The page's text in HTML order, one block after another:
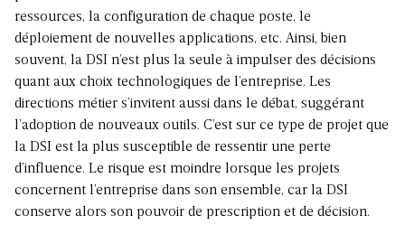
ressources, la configuration de chaque poste, le
déploiement de nouvelles applications, etc. Ainsi, bien
souvent, la DSI n’est plus la seule à impulser des décisions
quant aux choix technologiques de l’entreprise. Les
directions métier s’invitent aussi dans le débat, suggérant
l’adoption de nouveaux outils. C’est sur ce type de projet que
la DSI est la plus susceptible de ressentir une perte
d’influence. Le risque est moindre lorsque les projets
concernent l’entreprise dans son ensemble, car la DSI
conserve alors son pouvoir de prescription et de décision.